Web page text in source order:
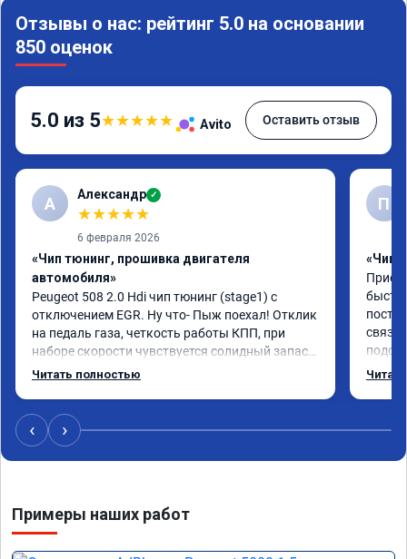
Отзывы о нас: рейтинг 5.0 на основании
850 оценок
5.0 из 5★★★★★ Avito Оставить отзыв
А Александр ✓
★★★★★
6 февраля 2026
«Чип тюнинг, прошивка двигателя
автомобиля»
Peugeot 508 2.0 Hdi чип тюнинг (stage1) с
отключением EGR. Ну что- Пыж поехал! Отклик
на педаль газа, четкость работы КПП, при
наборе скорости чувствуется солидный запас
мощности. Ребята постарались на совесть,
Читать полностью
П
«Чип
‹ ›
Примеры наших работ